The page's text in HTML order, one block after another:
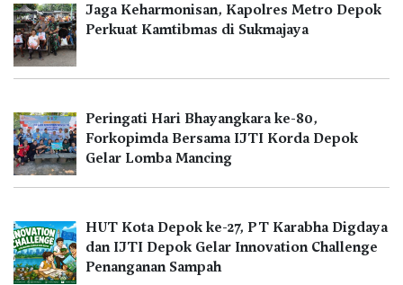
Jaga Keharmonisan, Kapolres Metro Depok
Perkuat Kamtibmas di Sukmajaya
Peringati Hari Bhayangkara ke-80,
Forkopimda Bersama IJTI Korda Depok
Gelar Lomba Mancing
HUT Kota Depok ke-27, PT Karabha Digdaya
dan IJTI Depok Gelar Innovation Challenge
Penanganan Sampah